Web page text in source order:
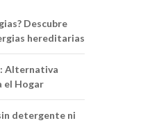
Descubre
hereditarias
Alternativa
el Hogar
detergente ni